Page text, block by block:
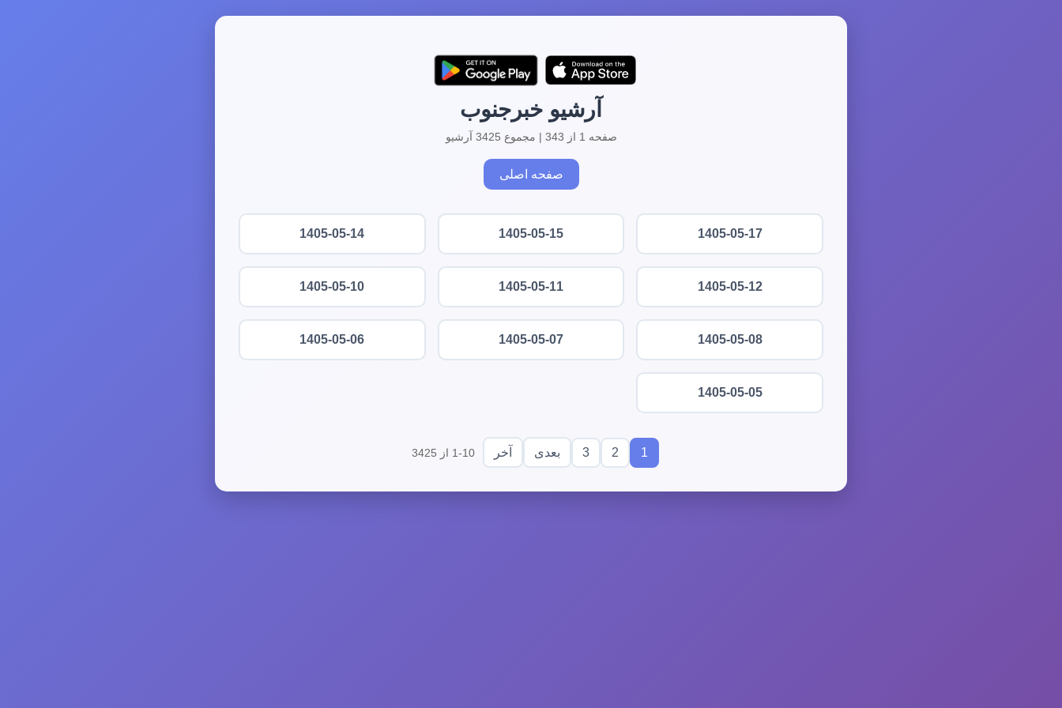
آرشیو خبرجنوب
صفحه 1 از 343 | مجموع 3425 آرشیو
صفحه اصلی
1405-05-17
1405-05-15
1405-05-14
1405-05-12
1405-05-11
1405-05-10
1405-05-08
1405-05-07
1405-05-06
1405-05-05
1
2
3 بعدی آخر 1-10 از 3425